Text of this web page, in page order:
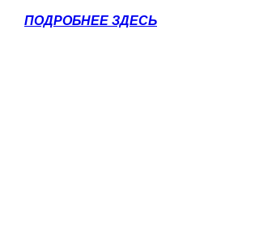
ПОДРОБНЕЕ ЗДЕСЬ